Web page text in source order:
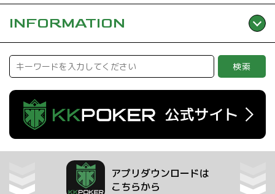
INFORMATION
検索
アプリダウンロードは
こちらから